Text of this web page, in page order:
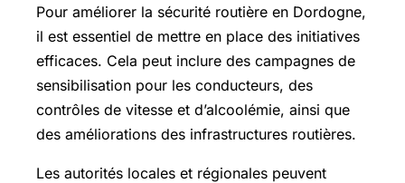
Pour améliorer la sécurité routière en Dordogne,
il est essentiel de mettre en place des initiatives
efficaces. Cela peut inclure des campagnes de
sensibilisation pour les conducteurs, des
contrôles de vitesse et d’alcoolémie, ainsi que
des améliorations des infrastructures routières.
Les autorités locales et régionales peuvent